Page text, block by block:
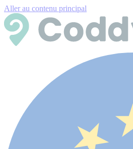
Aller au contenu principal